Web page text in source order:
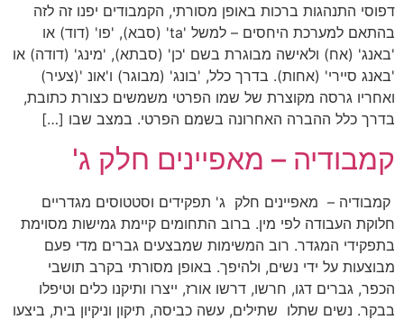
דפוסי התנהגות ברכות באופן מסורתי, הקמבודים יפנו זה לזה
בהתאם למערכת היחסים – למשל 'ta' (סבא), 'פו' (דוד) או
'באנג' (אח) ולאישה מבוגרת בשם 'כן' (סבתא), 'מינג' (דודה) או
'באנג סיירי' (אחות). בדרך כלל, 'בונג' (מבוגר) ו'אונ '(צעיר)
ואחריו גרסה מקוצרת של שמו הפרטי משמשים כצורת כתובת,
בדרך כלל ההברה האחרונה בשמם הפרטי. במצב שבו […]
קמבודיה – מאפיינים חלק ג'
קמבודיה – מאפיינים חלק ג' תפקידים וסטטוסים מגדריים
חלוקת העבודה לפי מין. ברוב התחומים קיימת גמישות מסוימת
בתפקידי המגדר. רוב המשימות שמבצעים גברים מדי פעם
מבוצעות על ידי נשים, ולהיפך. באופן מסורתי בקרב תושבי
הכפר, גברים דגו, חרשו, דרשו אורז, ייצרו ותיקנו כלים וטיפלו
בבקר. נשים שתלו שתילים, עשה כביסה, תיקון וניקיון בית, ביצעו